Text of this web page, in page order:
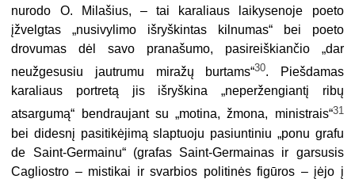
nurodo O. Milašius, – tai karaliaus laikysenoje poeto
įžvelgtas „nusivylimo išryškintas kilnumas“ bei poeto
drovumas dėl savo pranašumo, pasireiškiančio „dar
neužgesusiu jautrumu miražų burtams“30. Pieš­damas
karaliaus portretą jis išryškina „neperžengiantį ribų
atsargumą“ bendraujant su „motina, žmona, ministrais“31
bei didesnį pasitikėjimą slaptuoju pasiuntiniu „ponu grafu
de Saint-Germainu“ (grafas Saint-Germainas ir garsusis
Cagliostro – mistikai ir svarbios politinės figūros – įėjo į